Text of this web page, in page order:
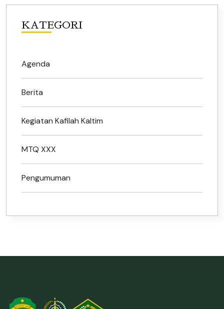
KATEGORI
Agenda
Berita
Kegiatan Kafilah Kaltim
MTQ XXX
Pengumuman